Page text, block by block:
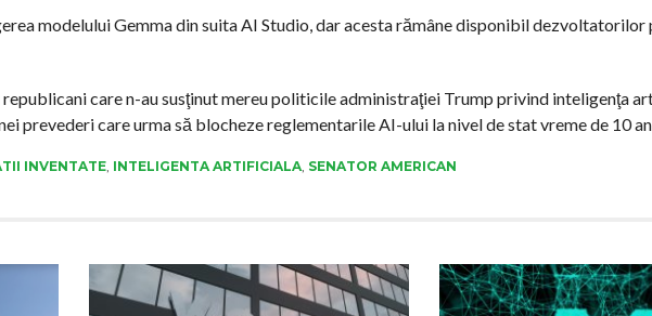
modelului Gemma din suita AI Studio, dar acesta rămâne disponibil dezvoltatorilor
care n-au susţinut mereu politicile administraţiei Trump privind inteligenţa
prevederi care urma să blocheze reglementarile AI-ului la nivel de stat vreme de 10
INVENTATE, INTELIGENTA ARTIFICIALA, SENATOR AMERICAN